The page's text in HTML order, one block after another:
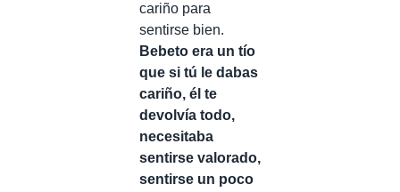
cariño para
sentirse bien.
Bebeto era un tío
que si tú le dabas
cariño, él te
devolvía todo,
necesitaba
sentirse valorado,
sentirse un poco